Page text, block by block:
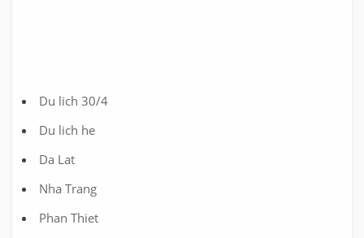
Du lich 30/4
Du lich he
Da Lat
Nha Trang
Phan Thiet